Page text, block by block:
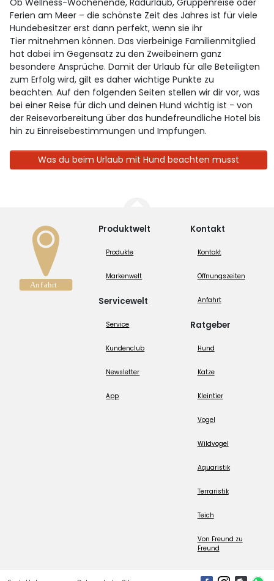
Ob Wellness-Wochenende, Radurlaub, Gruppenreise oder
Ferien am Meer – die schönste Zeit des Jahres ist für viele
Hundebesitzer erst dann perfekt, wenn sie ihr
Tier mitnehmen können. Das vierbeinige Familienmitglied
hat dabei im Gegensatz zu den Zweibeinern ganz
besondere Ansprüche. Damit der Urlaub für alle Beteiligten
zum Erfolg wird, gilt es daher wichtige Punkte zu
beachten. Auf den folgenden Seiten stellen wir dir vor, was
bei einer Reise für dich und deinen Hund wichtig ist - von
der Reisevorbereitung über das hundefreundliche Hotel bis
hin zu Einreisebestimmungen und Impfungen.
Was du beim Urlaub mit Hund beachten musst
Produktwelt
Produkte
Markenwelt
Servicewelt
Service
Kundenclub
Newsletter
App
Kontakt
Kontakt
Öffnungszeiten
Anfahrt
Ratgeber
Hund
Katze
Kleintier
Vogel
Wildvogel
Aquaristik
Terraristik
Teich
Von Freund zu
Freund